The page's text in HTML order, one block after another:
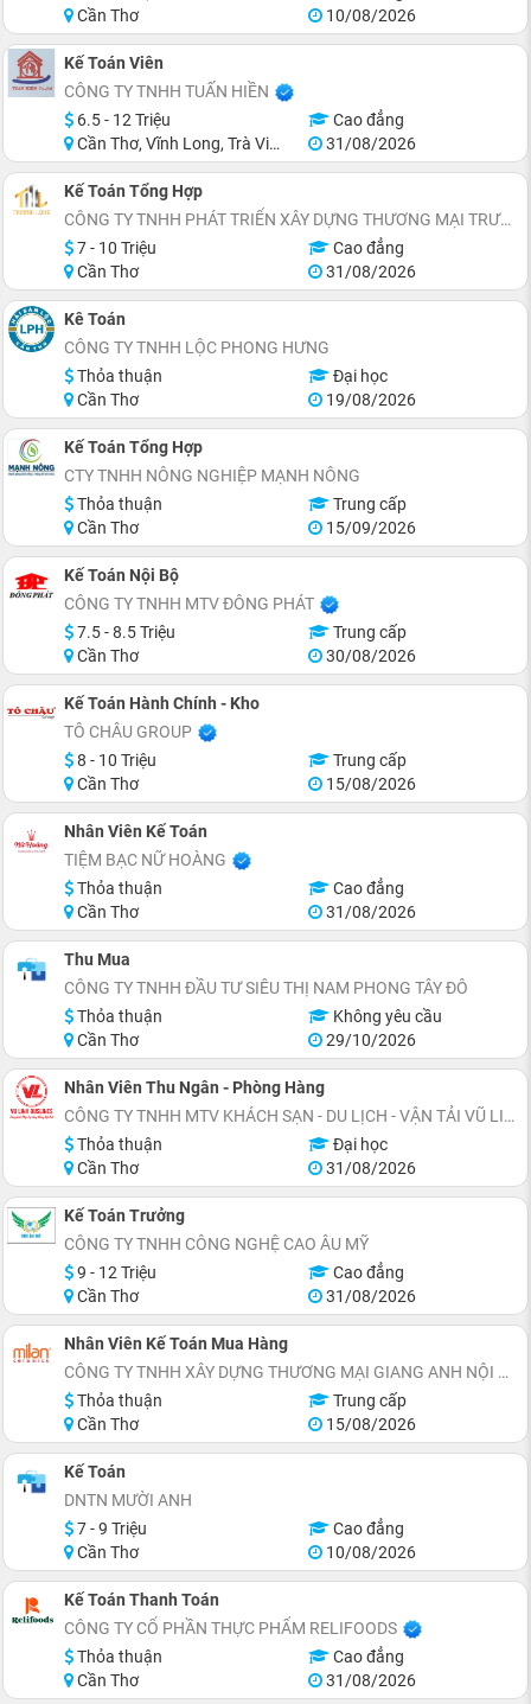
Cần Thơ
10/08/2026
Kế Toán Viên
CÔNG TY TNHH TUẤN HIỀN
6.5 - 12 Triệu
Cao đẳng
Cần Thơ, Vĩnh Long, Trà Vinh
31/08/2026
Kế Toán Tổng Hợp
CÔNG TY TNHH PHÁT TRIỂN XÂY DỰNG THƯƠNG MẠI TRƯỜNG LONG
7 - 10 Triệu
Cao đẳng
Cần Thơ
31/08/2026
Kê Toán
CÔNG TY TNHH LỘC PHONG HƯNG
Thỏa thuận
Đại học
Cần Thơ
19/08/2026
Kế Toán Tổng Hợp
CTY TNHH NÔNG NGHIỆP MẠNH NÔNG
Thỏa thuận
Trung cấp
Cần Thơ
15/09/2026
Kế Toán Nội Bộ
CÔNG TY TNHH MTV ĐÔNG PHÁT
7.5 - 8.5 Triệu
Trung cấp
Cần Thơ
30/08/2026
Kế Toán Hành Chính - Kho
TÔ CHÂU GROUP
8 - 10 Triệu
Trung cấp
Cần Thơ
15/08/2026
Nhân Viên Kế Toán
TIỆM BẠC NỮ HOÀNG
Thỏa thuận
Cao đẳng
Cần Thơ
31/08/2026
Thu Mua
CÔNG TY TNHH ĐẦU TƯ SIÊU THỊ NAM PHONG TÂY ĐÔ
Thỏa thuận
Không yêu cầu
Cần Thơ
29/10/2026
Nhân Viên Thu Ngân - Phòng Hàng
CÔNG TY TNHH MTV KHÁCH SẠN - DU LỊCH - VẬN TẢI VŨ LINH
Thỏa thuận
Đại học
Cần Thơ
31/08/2026
Kế Toán Trưởng
CÔNG TY TNHH CÔNG NGHỆ CAO ÂU MỸ
9 - 12 Triệu
Cao đẳng
Cần Thơ
31/08/2026
Nhân Viên Kế Toán Mua Hàng
CÔNG TY TNHH XÂY DỰNG THƯƠNG MẠI GIANG ANH NỘI THẤT ĐẸP
Thỏa thuận
Trung cấp
Cần Thơ
15/08/2026
Kế Toán
DNTN MƯỜI ANH
7 - 9 Triệu
Cao đẳng
Cần Thơ
10/08/2026
Kế Toán Thanh Toán
CÔNG TY CỔ PHẦN THỰC PHẨM RELIFOODS
Thỏa thuận
Cao đẳng
Cần Thơ
31/08/2026